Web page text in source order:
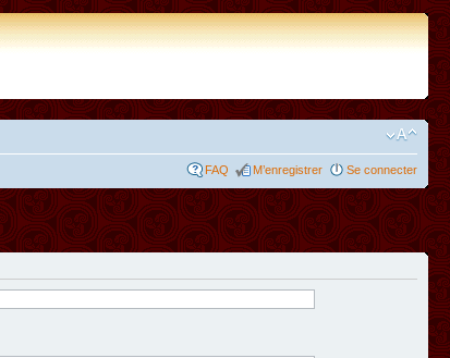
FAQ M’enregistrer Se connecter